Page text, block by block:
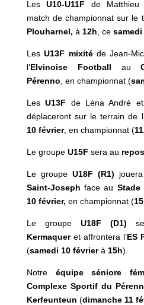
LesU10-U11F de Matthieu
match de championnat sur le
Plouharnel, à 12h , ce
LesU13F mixitéde Jean-
l’Elvinoise Football au
Pérenno , en championnat (
LesU13F de Léna André
déplaceront sur le terrain de
10 février, en championnat (
Le groupe U15F sera au repos
Le groupeU18F (R1)
Saint-Joseph face au Stade
10 février, en championnat (
Le groupe U18F (D1)
Kermaqueret affrontera l’ES
(samedi 10 févrierà 15h).
Notre équipe séniore
Complexe Sportif du
Kerfeunteun (dimanche 11